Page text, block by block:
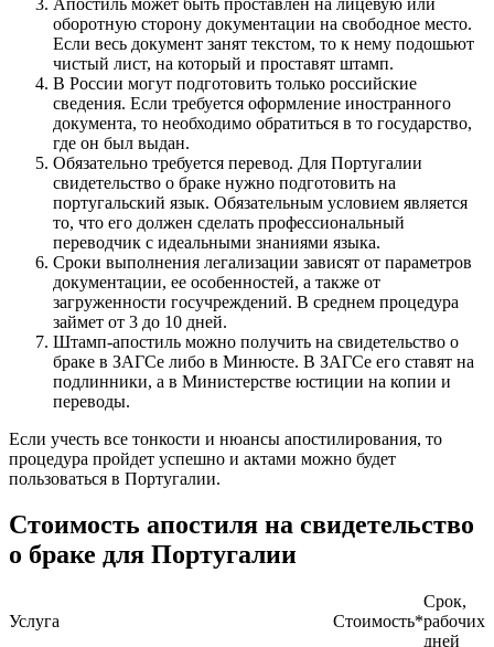
оборотную сторону документации на свободное место.
Если весь документ занят текстом, то к нему подошьют
чистый лист, на который и проставят штамп.
В России могут подготовить только российские
сведения. Если требуется оформление иностранного
документа, то необходимо обратиться в то государство,
где он был выдан.
Обязательно требуется перевод. Для Португалии
свидетельство о браке нужно подготовить на
португальский язык. Обязательным условием является
то, что его должен сделать профессиональный
переводчик с идеальными знаниями языка.
Сроки выполнения легализации зависят от параметров
документации, ее особенностей, а также от
загруженности госучреждений. В среднем процедура
займет от 3 до 10 дней.
Штамп-апостиль можно получить на свидетельство о
браке в ЗАГСе либо в Минюсте. В ЗАГСе его ставят на
подлинники, а в Министерстве юстиции на копии и
переводы.
Если учесть все тонкости и нюансы апостилирования, то
процедура пройдет успешно и актами можно будет
пользоваться в Португалии.
Стоимость апостиля на свидетельство
о браке для Португалии
Услуга Стоимость*
Срок,
рабочих
дней